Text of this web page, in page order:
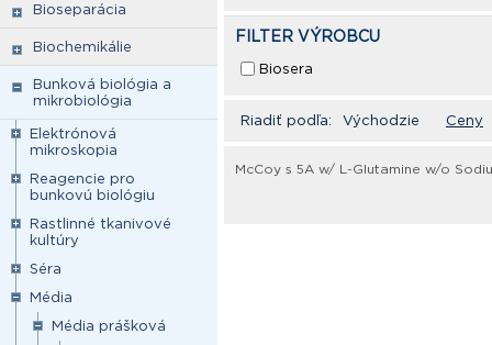
Bioseparácia
Biochemikálie
Bunková biológia a
mikrobiológia
Elektrónová
mikroskopia
Reagencie pro
bunkovú biológiu
Rastlinné tkanivové
kultúry
Séra
Média
Média prášková
FILTER VÝROBCU
Biosera
Riadiť podľa: Východzie Ceny
McCoy s 5A w/ L-Glutamine w/o